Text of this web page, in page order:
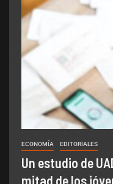
ECONOMÍA EDITORIALES
Un estudio de
mitad de los